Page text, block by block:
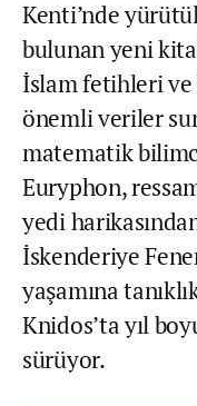
Kenti’nde
bulunan yeni
İslam fetihleri
önemli veriler
matematik
Euryphon,
yedi
İskenderiye
yaşamına
Knidos’ta yıl
sürüyor.